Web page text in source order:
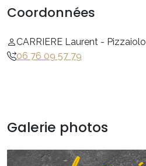
Coordonnées
CARRIERE Laurent - Pizzaiolo
06 76 09 57 79
Galerie photos